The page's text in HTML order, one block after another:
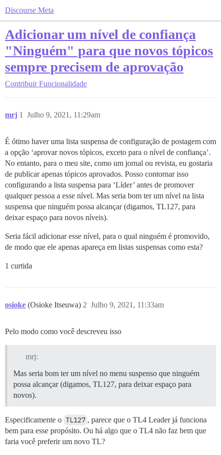
Discourse Meta
Adicionar um nível de confiança
"Ninguém" para que novos tópicos
sempre precisem de aprovação
Contribuir Funcionalidade
mrj Julho 9, 2021, 11:29am
1
É ótimo haver uma lista suspensa de configuração de postagem com
a opção ‘aprovar novos tópicos, exceto para o nível de confiança’.
No entanto, para o meu site, como um jornal ou revista, eu gostaria
de publicar apenas tópicos aprovados. Posso contornar isso
configurando a lista suspensa para ‘Líder’ antes de promover
qualquer pessoa a esse nível. Mas seria bom ter um nível na lista
suspensa que ninguém possa alcançar (digamos, TL127, para
deixar espaço para novos níveis).
Seria fácil adicionar esse nível, para o qual ninguém é promovido,
de modo que ele apenas apareça em listas suspensas como esta?
1 curtida
osioke (Osioke Itseuwa) Julho 9, 2021, 11:33am
2
Pelo modo como você descreveu isso
mrj:
Mas seria bom ter um nível no menu suspenso que ninguém
possa alcançar (digamos, TL127, para deixar espaço para
novos).
Especificamente o TL127 , parece que o TL4 Leader já funciona
bem para esse propósito. Ou há algo que o TL4 não faz bem que
faria você preferir um novo TL?